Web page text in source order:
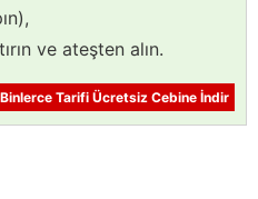
ve ateşten alın.
Binlerce Tarifi Ücretsiz Cebine İndir